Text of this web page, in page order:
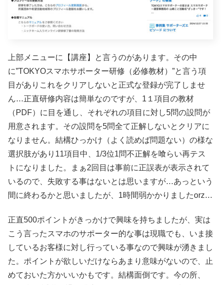
上部メニューに【講座】と言うのがあります。その中
に”TOKYOスマホサポーター研修（必修教材）”と言う項
目がありこれをクリアしないと正式な登録が完了しませ
ん…正直研修内容は簡単なのですが、1１項目の教材
（PDF）に目を通し、それぞれの項目に対し5問の設問が
用意されます。その設問を5問全て正解しないとクリアに
なりません。結構ひっかけ（よく読めば問題ない）の様な
選択肢があり11項目中、1/3位1問不正解を喰らい再テス
トになりました。まぁ2回目は事前に正誤表が表示されて
いるので、失敗する事はないとは思いますが…あっという
間に終わるかと思いましたが、1時間弱かかりましたorz…
正直500ポイントがきっかけで興味を持ちましたが、実は
こう言ったスマホのサポーター的な事は現職でも、いま接
しているお客様に対し行っている事なので興味が湧きまし
た。ポイントが欲しいだけならあまり意味がないので、止
めておいた方かいいかもです。結構面倒です。今の所、